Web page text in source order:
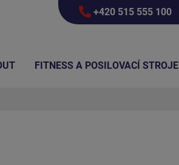
+420 515 555 100
FITNESS A POSILOVACÍ STROJE